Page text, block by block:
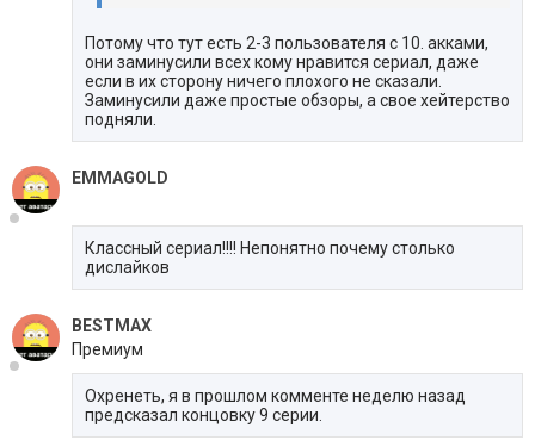
Потому что тут есть 2-3 пользователя с 10. акками,
они заминусили всех кому нравится сериал, даже
если в их сторону ничего плохого не сказали.
Заминусили даже простые обзоры, а свое хейтерство
подняли.
EMMAGOLD
Классный сериал!!!! Непонятно почему столько
дислайков
BESTMAX
Премиум
Охренеть, я в прошлом комменте неделю назад
предсказал концовку 9 серии.